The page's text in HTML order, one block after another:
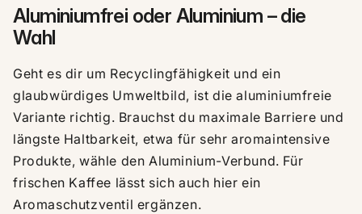
Aluminiumfrei oder Aluminium – die
Wahl
Geht es dir um Recyclingfähigkeit und ein
glaubwürdiges Umweltbild, ist die aluminiumfreie
Variante richtig. Brauchst du maximale Barriere und
längste Haltbarkeit, etwa für sehr aromaintensive
Produkte, wähle den Aluminium-Verbund. Für
frischen Kaffee lässt sich auch hier ein
Aromaschutzventil ergänzen.